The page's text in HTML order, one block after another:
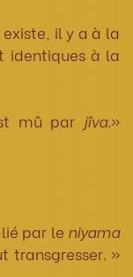
existe, il y a à la
identiques à la
mû par jîva.»
par le niyama
transgresser. »